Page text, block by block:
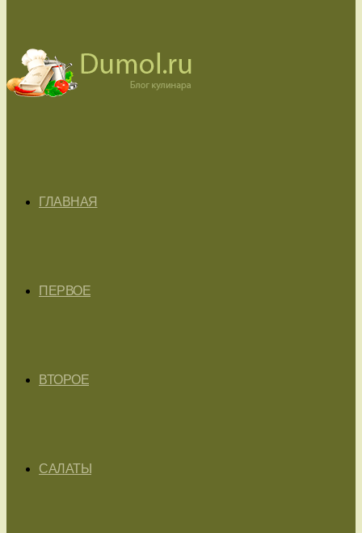
ГЛАВНАЯ
ПЕРВОЕ
ВТОРОЕ
САЛАТЫ